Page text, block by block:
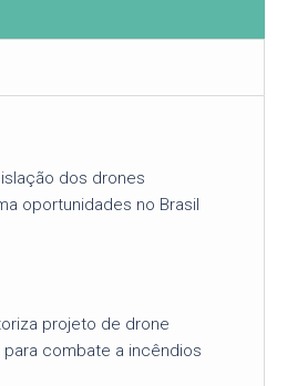
dos drones
oportunidades no Brasil
projeto de drone
para combate a incêndios